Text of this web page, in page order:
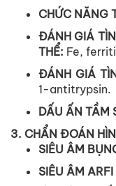
CHỨC NĂNG
ĐÁNH GIÁ
THỂ: Fe,
ĐÁNH GIÁ
1-antitrypsin.
DẤU ẤN TẦM
3. CHẨN ĐOÁN
SIÊU ÂM
SIÊU ÂM